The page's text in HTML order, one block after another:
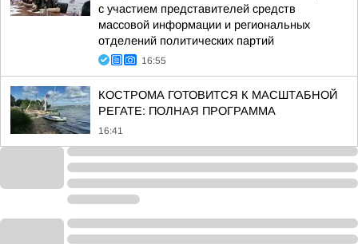
с участием представителей средств
массовой информации и региональных
отделений политических партий
16:55
КОСТРОМА ГОТОВИТСЯ К МАСШТАБНОЙ
РЕГАТЕ: ПОЛНАЯ ПРОГРАММА
16:41